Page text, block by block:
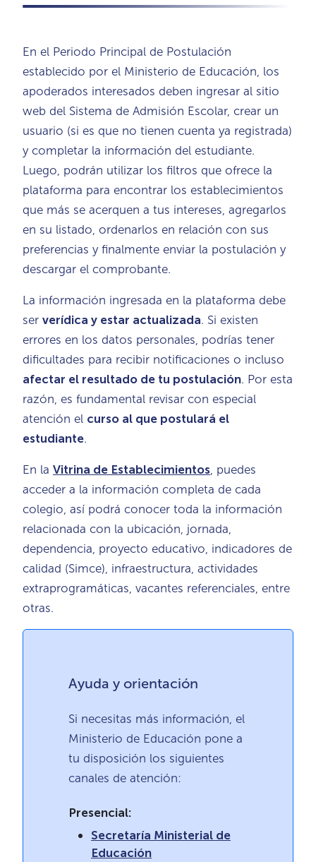
En el Periodo Principal de Postulación
establecido por el Ministerio de Educación, los
apoderados interesados deben ingresar al sitio
web del Sistema de Admisión Escolar, crear un
usuario (si es que no tienen cuenta ya registrada)
y completar la información del estudiante.
Luego, podrán utilizar los filtros que ofrece la
plataforma para encontrar los establecimientos
que más se acerquen a tus intereses, agregarlos
en su listado, ordenarlos en relación con sus
preferencias y finalmente enviar la postulación y
descargar el comprobante.
La información ingresada en la plataforma debe
ser verídica y estar actualizada. Si existen
errores en los datos personales, podrías tener
dificultades para recibir notificaciones o incluso
afectar el resultado de tu postulación. Por esta
razón, es fundamental revisar con especial
atención el curso al que postulará el
estudiante.
En la Vitrina de Establecimientos , puedes
acceder a la información completa de cada
colegio, así podrá conocer toda la información
relacionada con la ubicación, jornada,
dependencia, proyecto educativo, indicadores de
calidad (Simce), infraestructura, actividades
extraprogramáticas, vacantes referenciales, entre
otras.
Ayuda y orientación
Si necesitas más información, el
Ministerio de Educación pone a
tu disposición los siguientes
canales de atención:
Presencial:
Secretaría Ministerial de
Educación